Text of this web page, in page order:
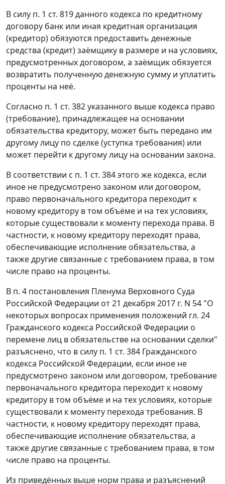
В силу п. 1 ст. 819 данного кодекса по кредитному
договору банк или иная кредитная организация
(кредитор) обязуются предоставить денежные
средства (кредит) заёмщику в размере и на условиях,
предусмотренных договором, а заёмщик обязуется
возвратить полученную денежную сумму и уплатить
проценты на неё.
Согласно п. 1 ст. 382 указанного выше кодекса право
(требование), принадлежащее на основании
обязательства кредитору, может быть передано им
другому лицу по сделке (уступка требования) или
может перейти к другому лицу на основании закона.
В соответствии с п. 1 ст. 384 этого же кодекса, если
иное не предусмотрено законом или договором,
право первоначального кредитора переходит к
новому кредитору в том объёме и на тех условиях,
которые существовали к моменту перехода права. В
частности, к новому кредитору переходят права,
обеспечивающие исполнение обязательства, а
также другие связанные с требованием права, в том
числе право на проценты.
В п. 4 постановления Пленума Верховного Суда
Российской Федерации от 21 декабря 2017 г. N 54 "О
некоторых вопросах применения положений гл. 24
Гражданского кодекса Российской Федерации о
перемене лиц в обязательстве на основании сделки"
разъяснено, что в силу п. 1 ст. 384 Гражданского
кодекса Российской Федерации, если иное не
предусмотрено законом или договором, требование
первоначального кредитора переходит к новому
кредитору в том объёме и на тех условиях, которые
существовали к моменту перехода требования. В
частности, к новому кредитору переходят права,
обеспечивающие исполнение обязательства, а
также другие связанные с требованием права, в том
числе право на проценты.
Из приведённых выше норм права и разъяснений